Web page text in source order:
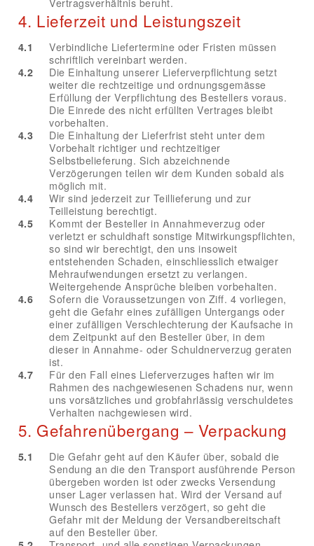
4. Lieferzeit und Leistungszeit
4.1
Verbindliche Liefertermine oder Fristen müssen
schriftlich vereinbart werden.
4.2
Die Einhaltung unserer Lieferverpflichtung setzt
weiter die rechtzeitige und ordnungsgemässe
Erfüllung der Verpflichtung des Bestellers voraus.
Die Einrede des nicht erfüllten Vertrages bleibt
vorbehalten.
4.3
Die Einhaltung der Lieferfrist steht unter dem
Vorbehalt richtiger und rechtzeitiger
Selbstbelieferung. Sich abzeichnende
Verzögerungen teilen wir dem Kunden sobald als
möglich mit.
4.4
Wir sind jederzeit zur Teillieferung und zur
Teilleistung berechtigt.
4.5
Kommt der Besteller in Annahmeverzug oder
verletzt er schuldhaft sonstige Mitwirkungspflichten,
so sind wir berechtigt, den uns insoweit
entstehenden Schaden, einschliesslich etwaiger
Mehraufwendungen ersetzt zu verlangen.
Weitergehende Ansprüche bleiben vorbehalten.
4.6
Sofern die Voraussetzungen von Ziff. 4 vorliegen,
geht die Gefahr eines zufälligen Untergangs oder
einer zufälligen Verschlechterung der Kaufsache in
dem Zeitpunkt auf den Besteller über, in dem
dieser in Annahme- oder Schuldnerverzug geraten
ist.
4.7
Für den Fall eines Lieferverzuges haften wir im
Rahmen des nachgewiesenen Schadens nur, wenn
uns vorsätzliches und grobfahrlässig verschuldetes
Verhalten nachgewiesen wird.
5. Gefahrenübergang – Verpackung
5.1
Die Gefahr geht auf den Käufer über, sobald die
Sendung an die den Transport ausführende Person
übergeben worden ist oder zwecks Versendung
unser Lager verlassen hat. Wird der Versand auf
Wunsch des Bestellers verzögert, so geht die
Gefahr mit der Meldung der Versandbereitschaft
auf den Besteller über.